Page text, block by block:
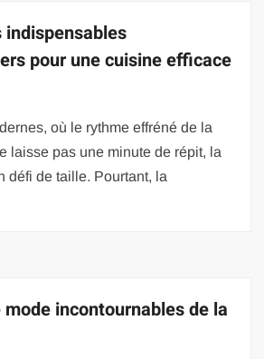
indispensables
pour une cuisine efficace
où le rythme effréné de la
laisse pas une minute de répit, la
défi de taille. Pourtant, la
incontournables de la